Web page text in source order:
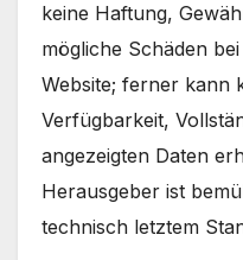
keine Haftung,
mögliche Schäden
Website; ferner kann
Verfügbarkeit,
angezeigten Daten
Herausgeber ist
technisch letztem